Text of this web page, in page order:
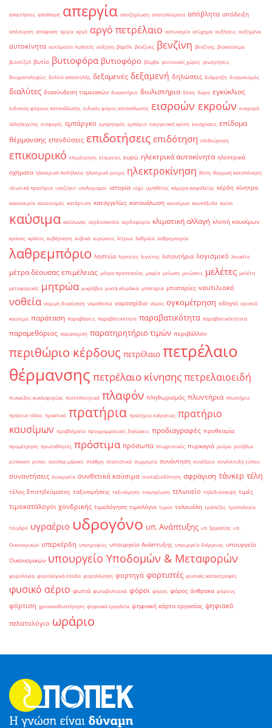
απαιτήσεις απαλλαγή απεργία αποζημίωση αποτελέσματα απόβλητα απόδειξη
απόσυρση απόφαση αργία αργό αργό πετρέλαιο αστυνομία ατύχημα αυξήσεις αυξημένα
αυτοκίνητα αυτόματοι πωλητές αύξηση βαρέλι βενζίνες βενζίνη βενζίνης βιοκαύσιμα
βιοντίζελ βυτίο βυτιοφόρα βυτιοφόρο βόμβα γειτονικές χώρες γεωτρήσεις
δειγματοληψίες δελτίο αποστολής δεξαμενές δεξαμενή δηλώσεις διάρρηξη διαγωνισμός
διαλύτες διασύνδεση ταμειακών δικαστήριο διυλιστήρια δόση δώρα εγκύκλιος
ειδικούς φόρους κατανάλωσης ειδικός φόρος κατανάλωσης εισροών εκροών εισφορά
αλληλεγγύης εισφορές εμπάργκο εμπρησμός εμπόριο ενεργειακή κρίση ενισχύσεις επίδομα
θέρμανσης επενδύσεις επιδοτήσεις επιδότηση επιθεώρηση
επικουρικό επιμέτρηση εταιρείες ευρώ ηλεκτρικά αυτοκίνητα ηλεκτρικά
οχήματα ηλεκτρικά ποδήλατα ηλεκτρικό ρεύμα ηλεκτροκίνηση θέση θερμική καταπόνηση
ιδιωτικά πρατήρια ισοζύγιο ισολογισμοί ιστορία ισχύ ιχνηθέτης κάμερα ασφαλείας κέρδη κίνητρα
κακοκαιρία κανονισμός κατάρτιση καταγγελίες κατανάλωση καυσίμων καυσόξυλα καύσι
καύσιμα καύσωνας κερδοσκοπία κερδοφορία κλιματική αλλαγή κλοπή καυσίμων
κράνος κράτος κυβέρνηση κυβικά κυρώσεις λίτρων λαθραία λαθρεμπορία
λαθρεμπόριο ληστεία ληστείες λιγνίτης λιπαντήρια λογισμικό λουκέτο
μέτρα δέουσας επιμέλειας μέτρα προστασίας μαφία μείωση μειώσεις μελέτες μελέτη
μεταφορικές μητρώα μικρόβια μικτά κλιμάκια μπαταρία μπαταρίες ναυτιλιακό
νοθεία νομιμη διακίνηση νομοθεσία νομοσχέδιο νόμος ογκομέτρηση οδηγοί ορυκτά
καύσιμα παράταση παραβάσεις παραβάτικότητα παραβατικότητα παραβατικότητατα
παραμεθόριος παραπομπή παρατηρητήριο τιμών περιβάλλον
περιθώριο κέρδους πετρέλαιο πετρέλαιο
θέρμανσης πετρέλαιο κίνησηςπετρελαιοειδή
πινακίδες κυκλοφορίας πιστοποιητικά πλαφόν πληθωρισμός πλυντήρια πλυντήριο
πράσινο τέλος πρακτικό πρατήρια πρατήριο ενέργειας πρατήριο
καυσίμων προβλήματα προγραμματικές δηλώσεις προδιαγραφές προθεσμία
προμέτρηση πρωταθλητές πρόστιμα πρόσωπα πτωχευτικός πυρκαγιά ρεύμα ρούβλια
ρύπανση ρύποι σούπερ μάρκετ στάθμη στατιστικά συμμορία συνάντηση συνέδριο συνέντευξη τύπου
συναντήσεις συνεργεία συνθετικά καύσιμα συνταξιοδότηση σφράγιση τάνκερ τέλη
τέλος Επιτηδεύματος ταξινομήσεις ταξινόμηση τεκμηρίωση τελωνείο τηλεδιάσκεψη τιμές
τιμοκατάλογοι χονδρικής τιμολόγηση τιμολόγιο τιμών τολουόλη τράπεζες τροπολογία
τσιγάρο υγραέριο υδρογόνο υπ. Ανάπτυξης υπ. Εργασίας υπ.
Οικονομικών υπερκέρδη υποτροφίες υπουργείο Ανάπτυξης υπουργείο Ενέργειας υπουργείο
Οικονομικών υπουργείο Υποδομών & Μεταφορών
φορολογία φορολογικά έσοδα φορολόγηση φορτηγά φορτιστές φυσικές καταστροφές
φυσικό αέριο φωτιά φωτοβολταϊκά φόροι φόρος φόρος άνθρακα φόρους
φόρτιση χρονοκαθυστέρηση ψηφιακά εργαλεία ψηφιακή κάρτα εργασίας ψηφιακό
πελατολόγιο ωράριο